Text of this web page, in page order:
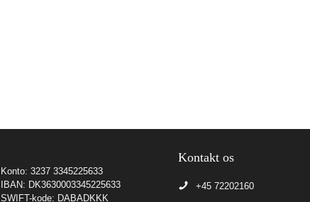
Konto: 3237 3345225633
IBAN: DK3630003345225633
SWIFT-kode: DABADKKK
Kontakt os
+45 72202160